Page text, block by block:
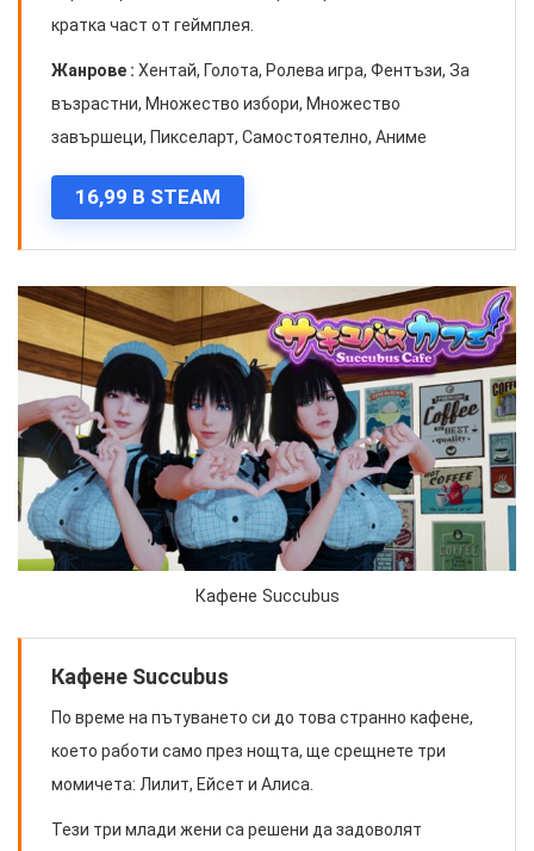
16,99 В STEAM
кратка част от геймплея.
Жанрове : Хентай, Голота, Ролева игра, Фентъзи, За
възрастни, Множество избори, Множество
завършеци, Пикселарт, Самостоятелно, Аниме
Кафене Succubus
Кафене Succubus
По време на пътуването си до това странно кафене,
което работи само през нощта, ще срещнете три
момичета: Лилит, Ейсет и Алиса.
Тези три млади жени са решени да задоволят